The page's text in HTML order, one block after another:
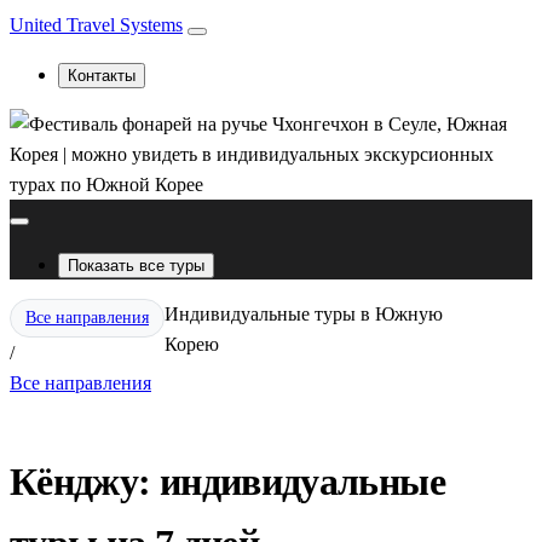
United Travel Systems
Контакты
Показать все туры
Все направления
/
Индивидуальные туры в Южную
Корею
Все направления
Кёнджу: индивидуальные